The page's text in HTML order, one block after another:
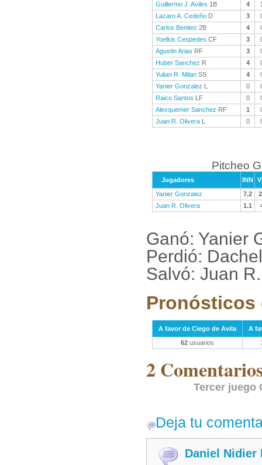
Guillermo J. Aviles 1B 4
Lazaro A. Cedeño D 3
Carlos Benitez 2B 4
Yoelkis Cespedes CF 3
Agustin Arias RF 3
Huber Sanchez R 4
Yulian R. Milan SS 4
Yanier Gonzalez L 0
Raico Santos LF 0
Alexquemer Sanchez RF 1
Juan R. Olivera L 0
Pitcheo
Jugadores INN
Yanier Gonzalez
7.2
Juan R. Olivera
1.1
Ganó: Yanier
Perdió:
Salvó: Juan
Pronósticos
A favor de Ciego de Avila
A
62 usuarios
2
Tercer juego
Deja tu
Daniel Nidier